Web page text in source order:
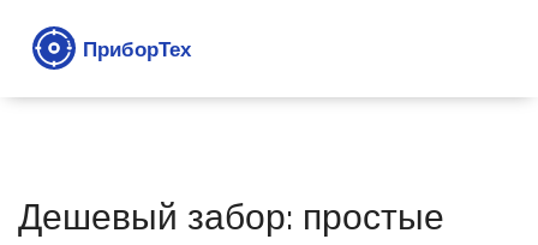
Дешевый забор: простые